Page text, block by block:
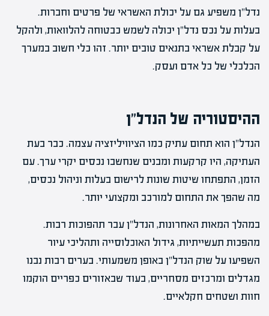
נדל"ן משפיע גם על יכולת האשראי של פרטים וחברות.
בעלות על נכס נדל"ן יכולה לשמש כבטוחה להלוואות, ולהקל
על קבלת אשראי בתנאים טובים יותר. זהו כלי חשוב במערך
הכלכלי של כל אדם ועסק.
ההיסטוריה של הנדל"ן
הנדל"ן הוא תחום עתיק כמו הציוויליזציה עצמה. כבר בעת
העתיקה, היו קרקעות ומבנים שנחשבו נכסים יקרי ערך. עם
הזמן, התפתחו שיטות שונות לרישום בעלות וניהול נכסים,
מה שהפך את התחום למורכב ומקצועי יותר.
במהלך המאות האחרונות, הנדל"ן עבר תהפוכות רבות.
מהפכות תעשייתיות, גידול האוכלוסייה ותהליכי עיור
השפיעו על שוק הנדל"ן באופן משמעותי. בערים רבות נבנו
מגדלים ומרכזים מסחריים, בעוד שבאזורים כפריים הוקמו
חוות ושטחים חקלאיים.